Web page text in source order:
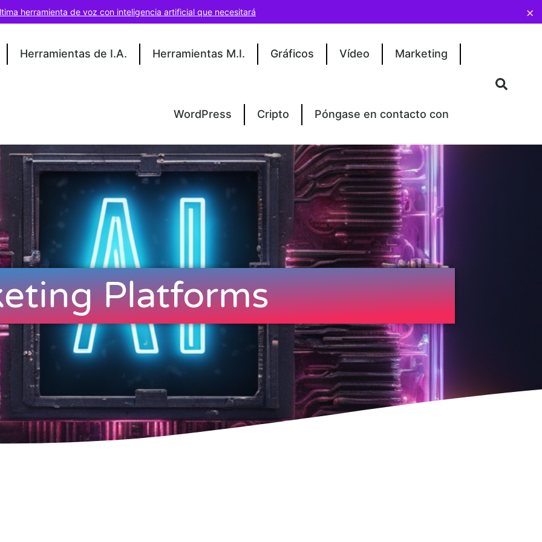
Herramientas de I.A. Herramientas M.I. Gráficos Vídeo Marketing
WordPress Cripto Póngase en contacto con
Platforms
herramienta de voz con inteligencia artificial que necesitará ×